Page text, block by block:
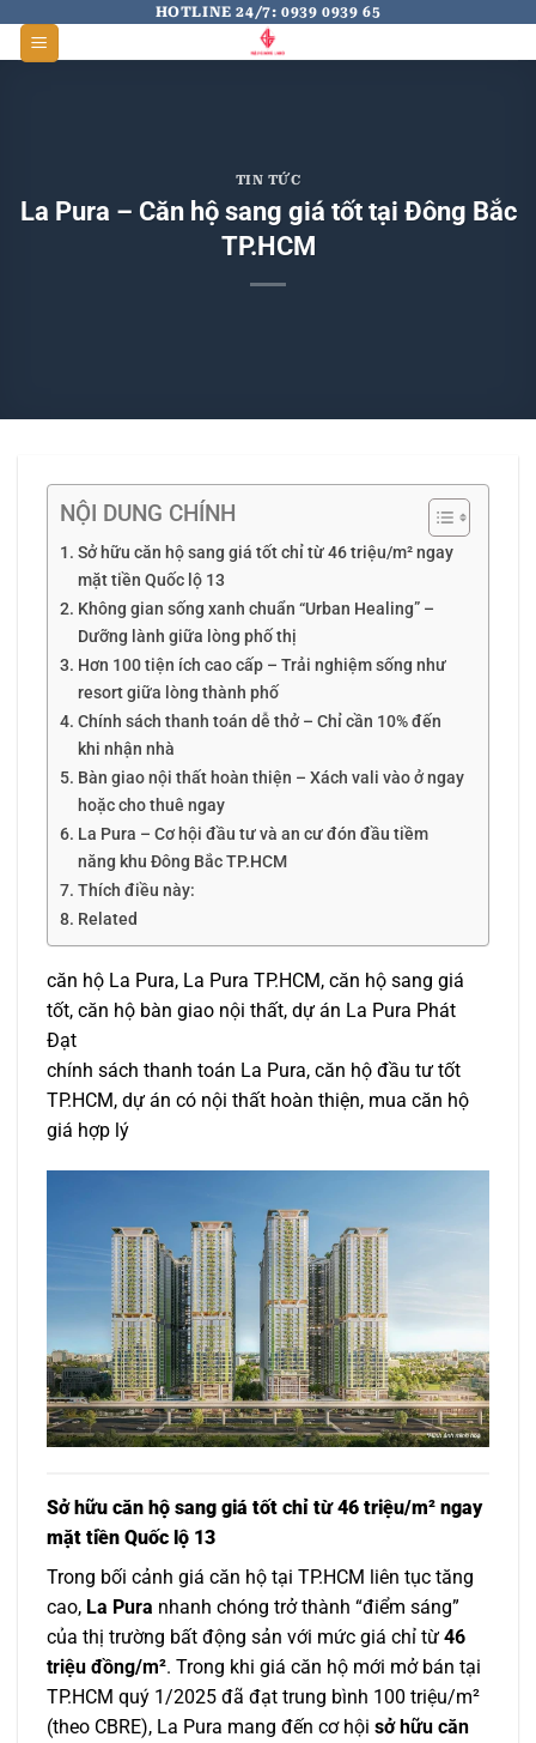
HOTLINE 24/7: 0939 0939 65
TIN TỨC
La Pura – Căn hộ sang giá tốt tại Đông Bắc
TP.HCM
NỘI DUNG CHÍNH
Sở hữu căn hộ sang giá tốt chỉ từ 46 triệu/m² ngay
mặt tiền Quốc lộ 13
Không gian sống xanh chuẩn “Urban Healing” –
Dưỡng lành giữa lòng phố thị
Hơn 100 tiện ích cao cấp – Trải nghiệm sống như
resort giữa lòng thành phố
Chính sách thanh toán dễ thở – Chỉ cần 10% đến
khi nhận nhà
Bàn giao nội thất hoàn thiện – Xách vali vào ở ngay
hoặc cho thuê ngay
La Pura – Cơ hội đầu tư và an cư đón đầu tiềm
năng khu Đông Bắc TP.HCM
Thích điều này:
Related
căn hộ La Pura, La Pura TP.HCM, căn hộ sang giá
tốt, căn hộ bàn giao nội thất, dự án La Pura Phát
Đạt
chính sách thanh toán La Pura, căn hộ đầu tư tốt
TP.HCM, dự án có nội thất hoàn thiện, mua căn hộ
giá hợp lý
Sở hữu căn hộ sang giá tốt chỉ từ 46 triệu/m² ngay
mặt tiền Quốc lộ 13
Trong bối cảnh giá căn hộ tại TP.HCM liên tục tăng
cao, La Pura nhanh chóng trở thành “điểm sáng”
của thị trường bất động sản với mức giá chỉ từ 46
triệu đồng/m². Trong khi giá căn hộ mới mở bán tại
TP.HCM quý 1/2025 đã đạt trung bình 100 triệu/m²
(theo CBRE), La Pura mang đến cơ hội sở hữu căn